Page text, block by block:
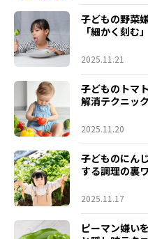
子どもの野菜
「細かく刻む
2025.11.21
子どものトマ
解消テクニッ
2025.11.20
子どものにん
する調理の裏
2025.11.17
ピーマン嫌い